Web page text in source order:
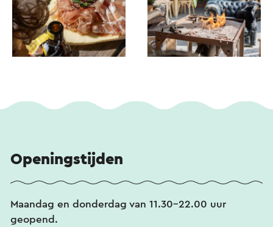
Openingstijden
Maandag en donderdag van 11.30-22.00 uur
geopend.